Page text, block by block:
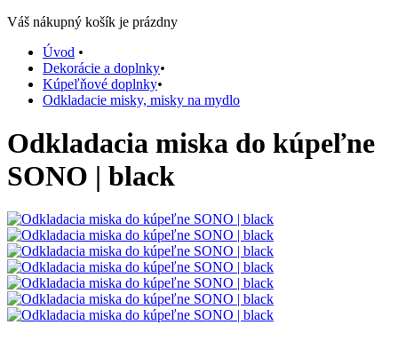
Váš nákupný košík je prázdny
Úvod •
Dekorácie a doplnky•
Kúpeľňové doplnky•
Odkladacie misky, misky na mydlo
Odkladacia miska do kúpeľne
SONO | black